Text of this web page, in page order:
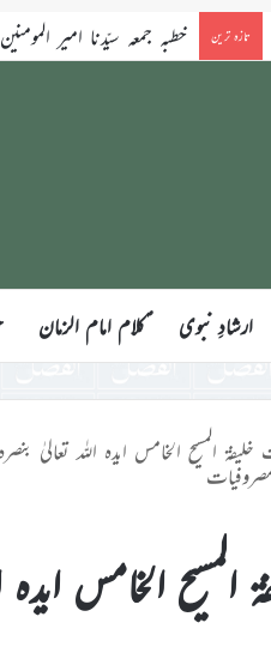
تازہ ترین خطبہ جمعہ سیّدنا امیر المومنین
ارشادِ نبوی ؑکلام امام الزمان
المسیح الخامس ایدہ اللہ تعالیٰ
الخامس ایدہ